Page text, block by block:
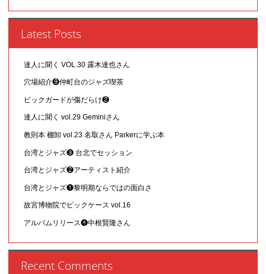
Latest Posts
達人に聞く VOL.30 露木達也さん
穴場紹介❾仲町台のジャズ喫茶
ピックガードが傷だらけ❷
達人に聞く vol.29 Geminiさん
教則本 棚卸 vol.23 名取さん Parkerに学ぶ本
台湾とジャズ❸ 台北でセッション
台湾とジャズ❷アーティスト紹介
台湾とジャズ❶黎明期ならではの面白さ
故宮博物院でピックケース vol.16
アルバムリリース❹中根賢隆さん
Recent Comments